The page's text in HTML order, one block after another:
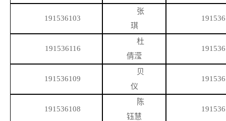
191536103
张
琪
191536116
杜
倩滢
191536109
贝
仪
191536108
陈
钰慧